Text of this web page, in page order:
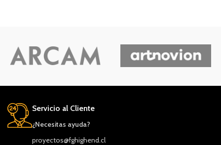
Servicio al Cliente
¿Necesitas ayuda?
proyectos@fghighend.cl